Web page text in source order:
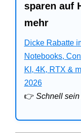
Business
Angebote
Bitdefender
Ratgeber
sparen auf
mehr
Dicke Rabatte
Notebooks,
KI, 4K, RTX &
2026
👉 Schnell sein